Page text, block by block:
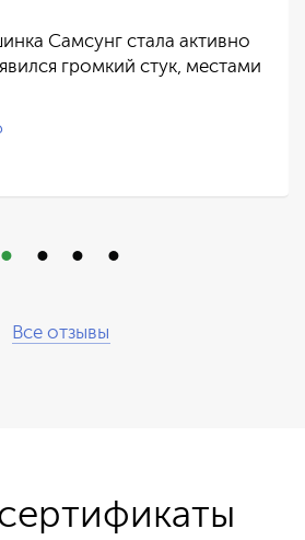
Самсунг стала активно
громкий стук, местами
Все отзывы